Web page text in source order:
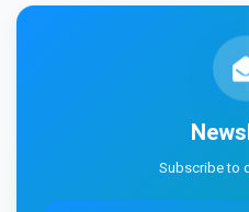
Subscribe to